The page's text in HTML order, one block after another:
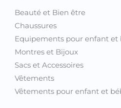
Beauté et Bien être
Chaussures
Equipements pour enfant et
Montres et Bijoux
Sacs et Accessoires
Vêtements
Vêtements pour enfant et